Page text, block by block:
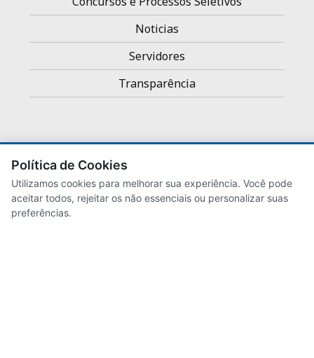
Noticias
Servidores
Transparência
Mapa do site
Política de Cookies
Utilizamos cookies para melhorar sua experiência. Você pode
aceitar todos, rejeitar os não essenciais ou personalizar suas
preferências.